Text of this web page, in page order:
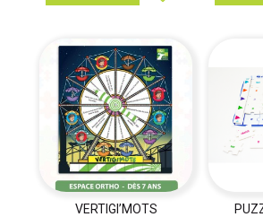
VERTIGI’MOTS